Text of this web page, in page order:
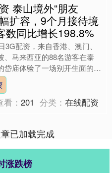
泰山境外“朋友
扩容，9个月接待境
数同比增长198.8%
3G配资，来自香港、澳门、
、马来西亚的88名游客在泰
岱庙体验了一场别开生面的千
禅仪式。游客在沉浸式体验历
同时，亲身感....
看：201 分类：在线配资
已加载完成
涨跌榜